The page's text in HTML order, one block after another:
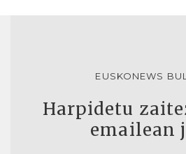
EUSKONEWS
Harpidetu
emailean